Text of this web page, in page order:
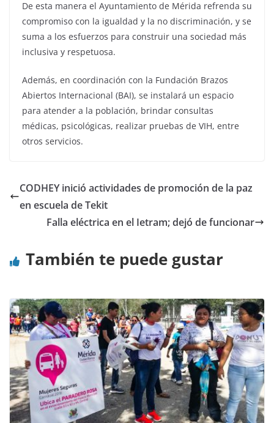
De esta manera el Ayuntamiento de Mérida refrenda su
compromiso con la igualdad y la no discriminación, y se
suma a los esfuerzos para construir una sociedad más
inclusiva y respetuosa.
Además, en coordinación con la Fundación Brazos
Abiertos Internacional (BAI), se instalará un espacio
para atender a la población, brindar consultas
médicas, psicológicas, realizar pruebas de VIH, entre
otros servicios.
CODHEY inició actividades de promoción de la paz
en escuela de Tekit
Falla eléctrica en el Ietram; dejó de funcionar
También te puede gustar